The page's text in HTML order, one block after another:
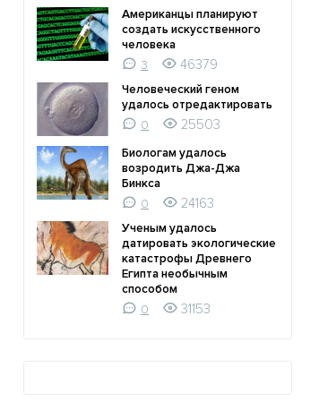
Американцы планируют
создать искусственного
человека
3
46379
Человеческий геном
удалось отредактировать
0
25503
Биологам удалось
возродить Джа-Джа
Бинкса
0
24163
Ученым удалось
датировать экологические
катастрофы Древнего
Египта необычным
способом
0
31153